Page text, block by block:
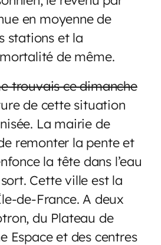
en moyenne de
stations et la
de même.
trouvais ce dimanche
de cette situation
La mairie de
remonter la pente et
la tête dans l’eau
sort. Cette ville est la
de-France. A deux
du Plateau de
Espace et des centres